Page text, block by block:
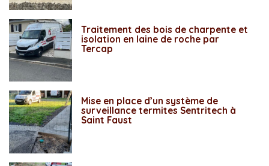
Traitement des bois de charpente et
isolation en laine de roche par
Tercap
Mise en place d’un système de
surveillance termites Sentritech à
Saint Faust